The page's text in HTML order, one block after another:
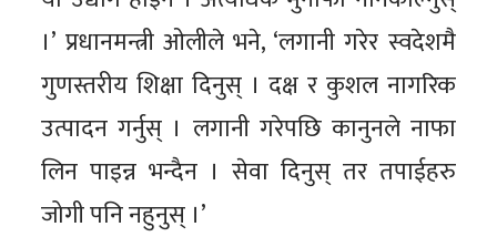
।’ प्रधानमन्त्री ओलीले भने, ‘लगानी गरेर स्वदेशमै
गुणस्तरीय शिक्षा दिनुस् । दक्ष र कुशल नागरिक
उत्पादन गर्नुस् । लगानी गरेपछि कानुनले नाफा
लिन पाइन्न भन्दैन । सेवा दिनुस् तर तपाईहरु
जोगी पनि नहुनुस् ।’